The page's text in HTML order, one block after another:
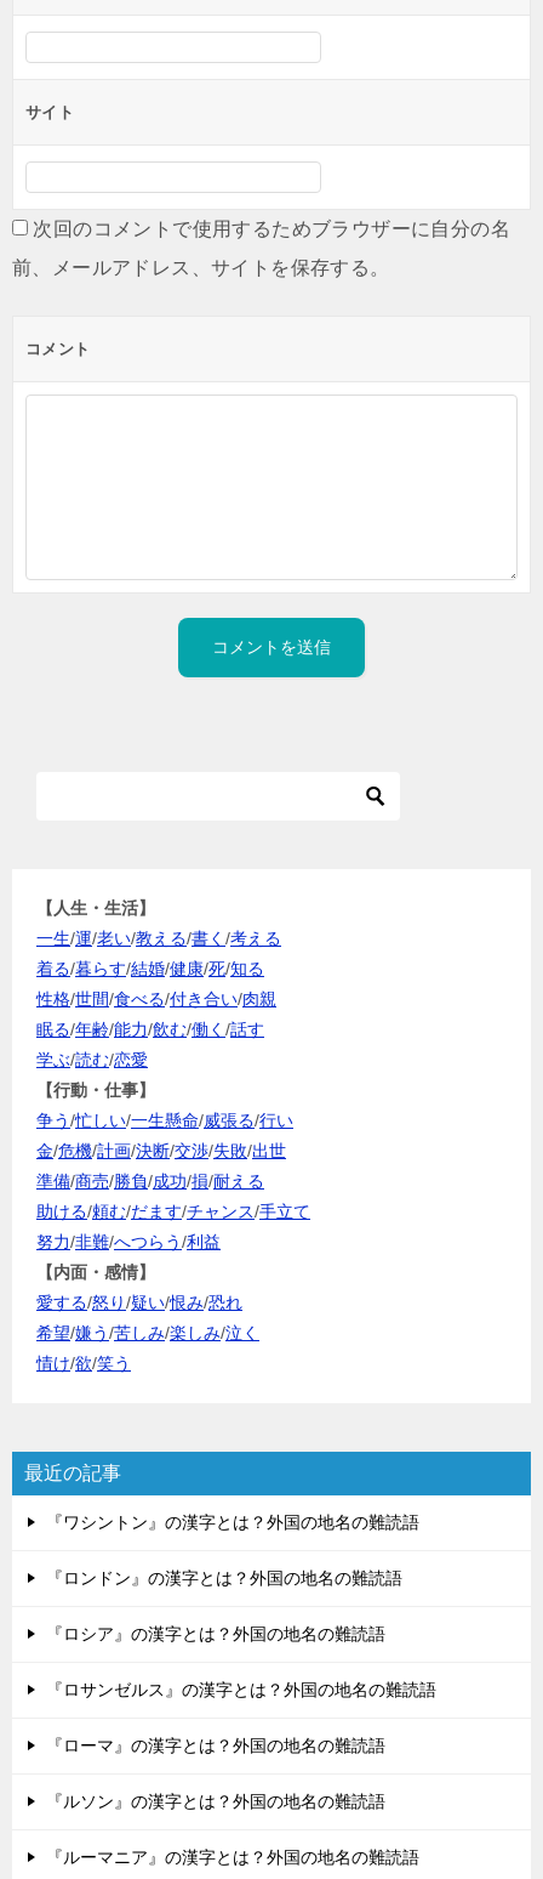
サイト
次回のコメントで使用するためブラウザーに自分の名
前、メールアドレス、サイトを保存する。
コメント
【人生・生活】
一生/運/老い/教える/書く /考える
着る/暮らす/結婚/健康/死/知る
性格/世間/食べる/付き合い/肉親
眠る/年齢/能力/飲む/働く /話す
学ぶ/読む/恋愛
【行動・仕事】
争う/忙しい/一生懸命/威張る/行い
金/危機/計画/決断/交渉/失敗/出世
準備/商売/勝負/成功/損/耐える
助ける/頼む/だます/チャンス/手立て
努力/非難/へつらう/利益
【内面・感情】
愛する/怒り/疑い/恨み/恐れ
希望/嫌う/苦しみ/楽しみ/泣く
情け/欲/笑う
最近の記事
『ワシントン』の漢字とは？外国の地名の難読語
『ロンドン』の漢字とは？外国の地名の難読語
『ロシア』の漢字とは？外国の地名の難読語
『ロサンゼルス』の漢字とは？外国の地名の難読語
『ローマ』の漢字とは？外国の地名の難読語
『ルソン』の漢字とは？外国の地名の難読語
『ルーマニア』の漢字とは？外国の地名の難読語